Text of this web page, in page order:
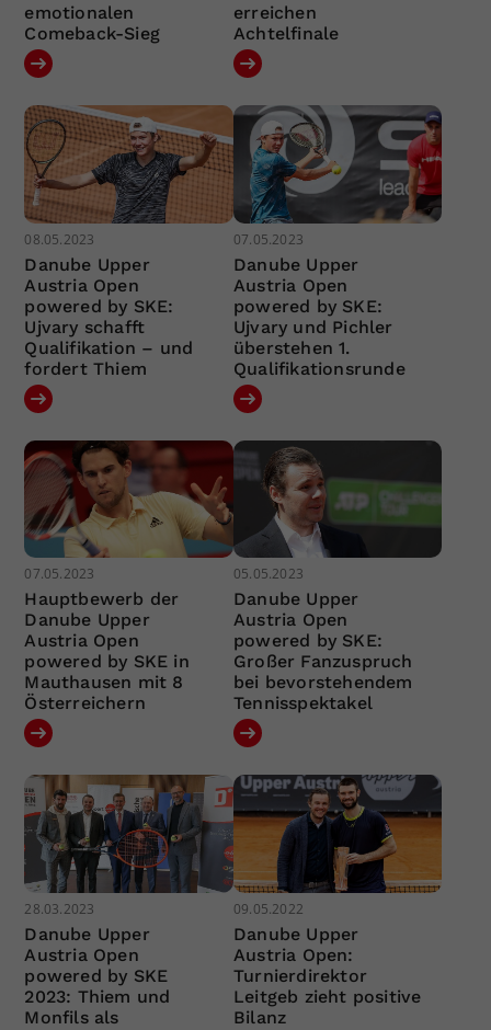
emotionalen
Comeback-Sieg
erreichen
Achtelfinale
08.05.2023
Danube Upper
Austria Open
powered by SKE:
Ujvary schafft
Qualifikation – und
fordert Thiem
07.05.2023
Danube Upper
Austria Open
powered by SKE:
Ujvary und Pichler
überstehen 1.
Qualifikationsrunde
07.05.2023
Hauptbewerb der
Danube Upper
Austria Open
powered by SKE in
Mauthausen mit 8
Österreichern
05.05.2023
Danube Upper
Austria Open
powered by SKE:
Großer Fanzuspruch
bei bevorstehendem
Tennisspektakel
28.03.2023
Danube Upper
Austria Open
powered by SKE
2023: Thiem und
Monfils als
09.05.2022
Danube Upper
Austria Open:
Turnierdirektor
Leitgeb zieht positive
Bilanz